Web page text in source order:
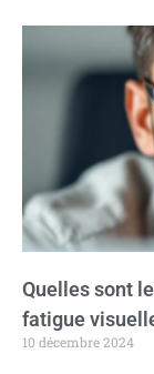
Quelles sont
fatigue
10 décembre 2024